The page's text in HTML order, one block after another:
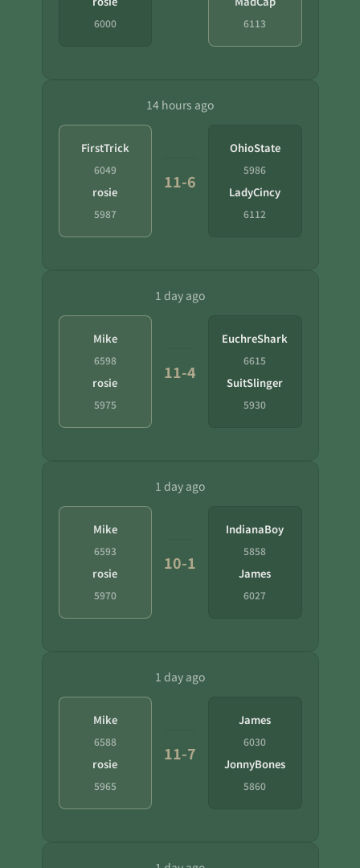
6000 6113
14 hours ago
FirstTrick
6049
rosie
5987
11-6
OhioState
5986
LadyCincy
6112
1 day ago
Mike
6598
rosie
5975
11-4
EuchreShark
6615
SuitSlinger
5930
1 day ago
Mike
6593
rosie
5970
10-1
IndianaBoy
5858
James
6027
1 day ago
Mike
6588
rosie
5965
11-7
James
6030
JonnyBones
5860